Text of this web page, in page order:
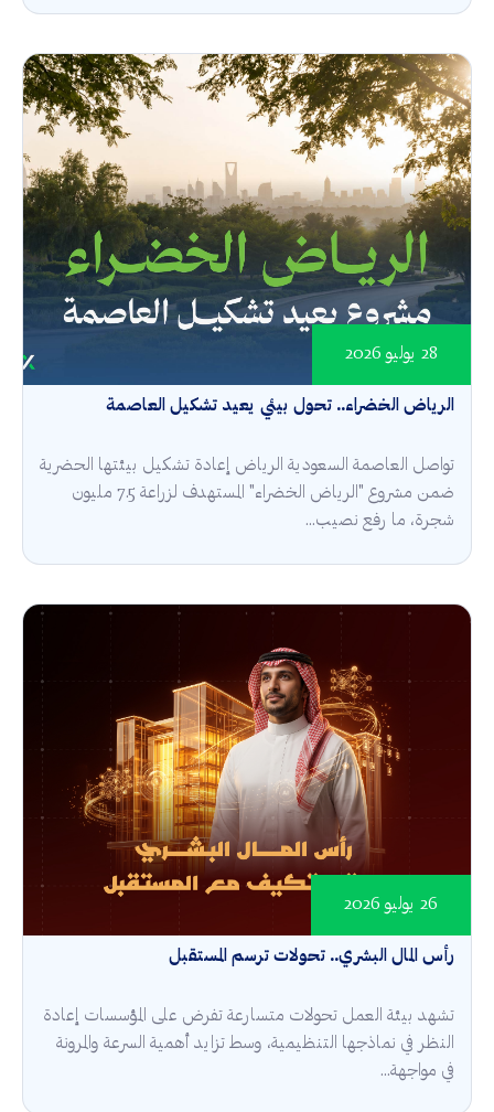
الرياض الخضراء.. تحول بيئي يعيد تشكيل العاصمة
28 يوليو 2026
تواصل العاصمة السعودية الرياض إعادة تشكيل بيئتها الحضرية
ضمن مشروع "الرياض الخضراء" المستهدف لزراعة 7.5 مليون
شجرة، ما رفع نصيب...
رأس المال البشري.. تحولات ترسم المستقبل
26 يوليو 2026
تشهد بيئة العمل تحولات متسارعة تفرض على المؤسسات إعادة
النظر في نماذجها التنظيمية، وسط تزايد أهمية السرعة والمرونة
في مواجهة...